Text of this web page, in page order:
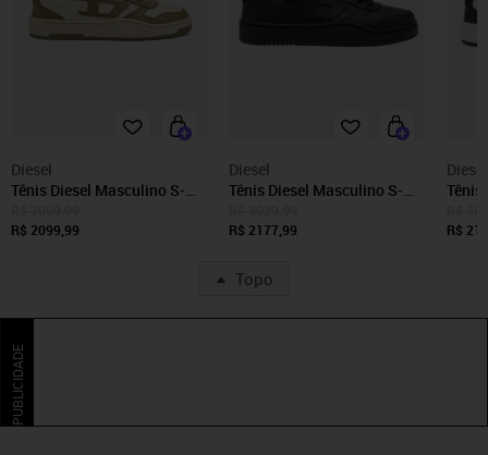
Diesel
Tênis Diesel Masculino S-
Branco Perolado/Verde
R$ 2099,99
Diesel
Tênis Diesel Masculino S-
R$ 2177,99
Diesel
Tênis
R$
Topo
PUBLICIDADE